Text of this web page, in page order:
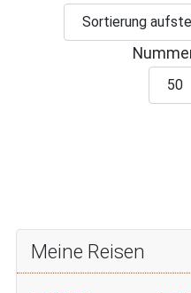
Meine Reisen